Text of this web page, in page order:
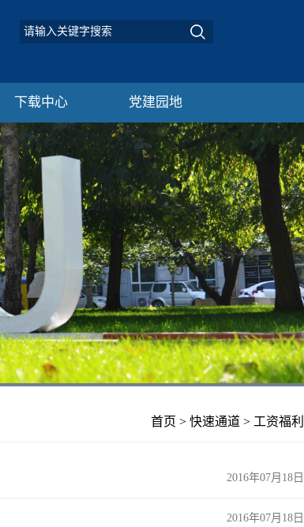
下载中心 党建园地
首页 > 快速通道 > 工资福利
2016年07月18日
2016年07月18日